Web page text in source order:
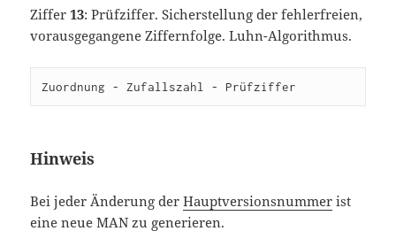
Ziffer13: Prüfziffer. Sicherstellung der fehlerfreien,
vorausgegangene Ziffernfolge. Luhn-Algorithmus.
Zuordnung - Zufallszahl - Prüfziffer
Hinweis
Bei jeder Änderung derHauptversionsnummer ist
eine neue MAN zu generieren.